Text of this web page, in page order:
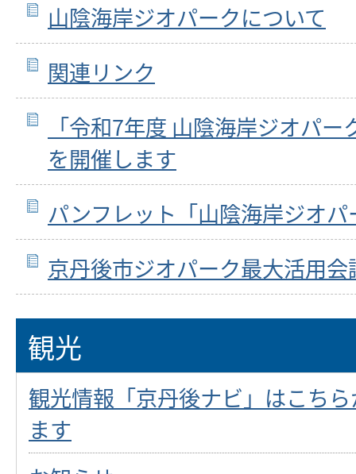
山陰海岸ジオパークについて
関連リンク
「令和7年度 山陰海岸ジオパ
を開催します
パンフレット「山陰海岸ジオ
京丹後市ジオパーク最大活用
観光
観光情報「京丹後ナビ」はこち
ます